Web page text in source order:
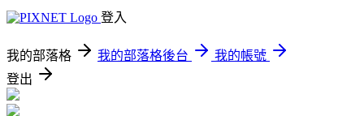
登入
我的部落格 我的部落格後台
我的帳號
登出